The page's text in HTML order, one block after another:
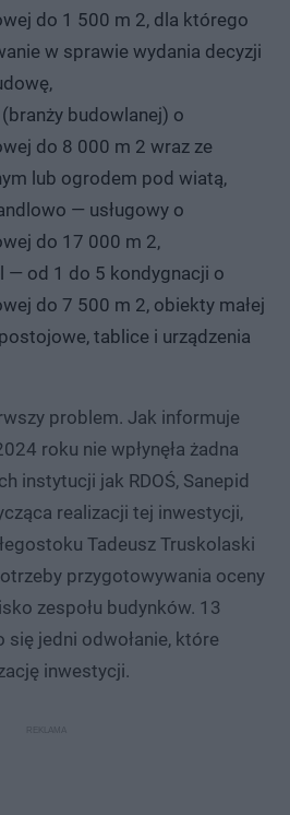
do 1 500 m 2, dla którego
w sprawie wydania decyzji
budowlanej) o
do 8 000 m 2 wraz ze
lub ogrodem pod wiatą,
— usługowy o
do 17 000 m 2,
— od 1 do 5 kondygnacji o
do 7 500 m 2, obiekty małej
tablice i urządzenia
problem. Jak informuje
roku nie wpłynęła żadna
instytucji jak RDOŚ, Sanepid
realizacji tej inwestycji,
Tadeusz Truskolaski
przygotowywania oceny
zespołu budynków. 13
się jedni odwołanie, które
inwestycji.